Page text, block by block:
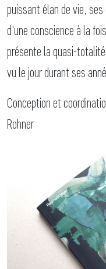
puissant élan de vie,
d'une conscience à la
présente la quasi-
vu le jour durant ses
Conception et
Rohner